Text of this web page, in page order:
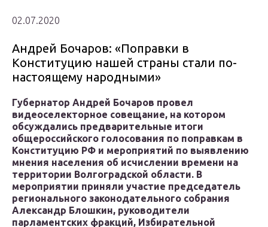
02.07.2020
Андрей Бочаров: «Поправки в
Конституцию нашей страны стали по-
настоящему народными»
Губернатор Андрей Бочаров провел
видеоселекторное совещание, на котором
обсуждались предварительные итоги
общероссийского голосования по поправкам в
Конституцию РФ и мероприятий по выявлению
мнения населения об исчислении времени на
территории Волгоградской области. В
мероприятии приняли участие председатель
регионального законодательного собрания
Александр Блошкин, руководители
парламентских фракций, Избирательной